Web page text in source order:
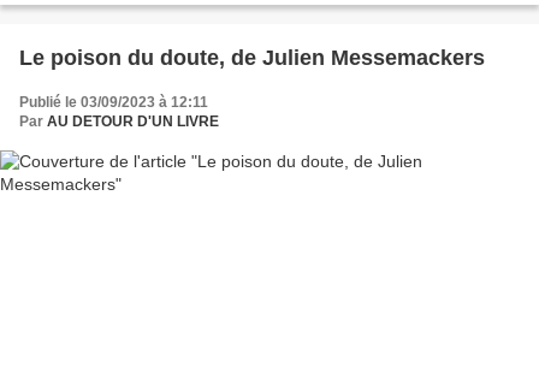
Le poison du doute, de Julien Messemackers
Publié le 03/09/2023 à 12:11
Par AU DETOUR D'UN LIVRE